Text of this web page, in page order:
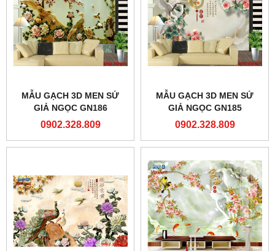
MẪU GẠCH 3D MEN SỨ
GIẢ NGỌC GN186
0902.328.809
MẪU GẠCH 3D MEN SỨ
GIẢ NGỌC GN185
0902.328.809